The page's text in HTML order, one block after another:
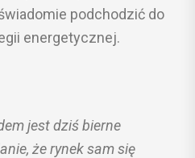
podchodzić do
energetycznej.
jest dziś bierne
że rynek sam się